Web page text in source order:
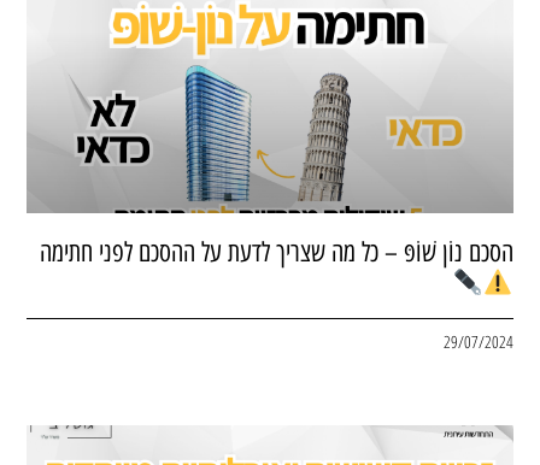
הסכם נוֹן שׁוֹפּ – כל מה שצריך לדעת על ההסכם לפני חתימה
29/07/2024